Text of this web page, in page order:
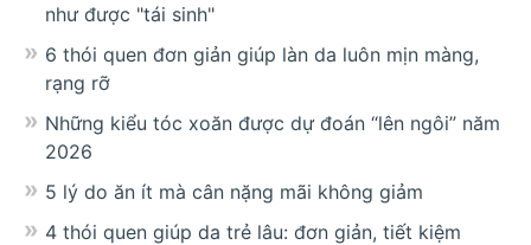
như được "tái sinh"
6 thói quen đơn giản giúp làn da luôn mịn màng,
rạng rỡ
Những kiểu tóc xoăn được dự đoán “lên ngôi” năm
2026
5 lý do ăn ít mà cân nặng mãi không giảm
4 thói quen giúp da trẻ lâu: đơn giản, tiết kiệm